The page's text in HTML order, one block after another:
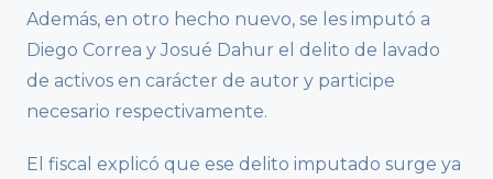
Además, en otro hecho nuevo, se les imputó a
Diego Correa y Josué Dahur el delito de lavado
de activos en carácter de autor y participe
necesario respectivamente.
El fiscal explicó que ese delito imputado surge ya